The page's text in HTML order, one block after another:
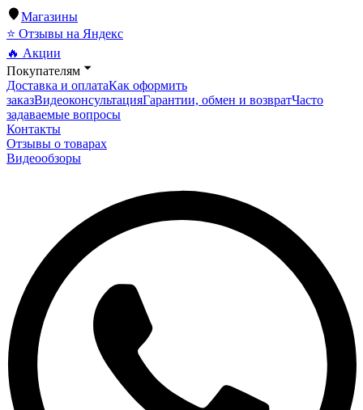
Магазины
⭐ Отзывы на Яндекс
🔥 Акции
Покупателям
Доставка и оплатаКак оформить
заказВидеоконсультацияГарантии, обмен и возвратЧасто
задаваемые вопросы
Контакты
Отзывы о товарах
Видеообзоры